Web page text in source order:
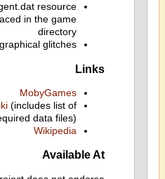
resource
in the game
directory
glitches
Links
MobyGames
(includes list of
data files)
Wikipedia
Available At